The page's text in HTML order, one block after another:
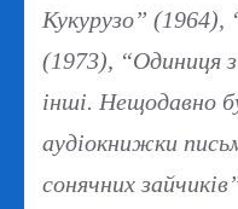
Кукурузо” (1964),
(1973), “Одиниця
інші. Нещодавно
аудіокнижки
сонячних